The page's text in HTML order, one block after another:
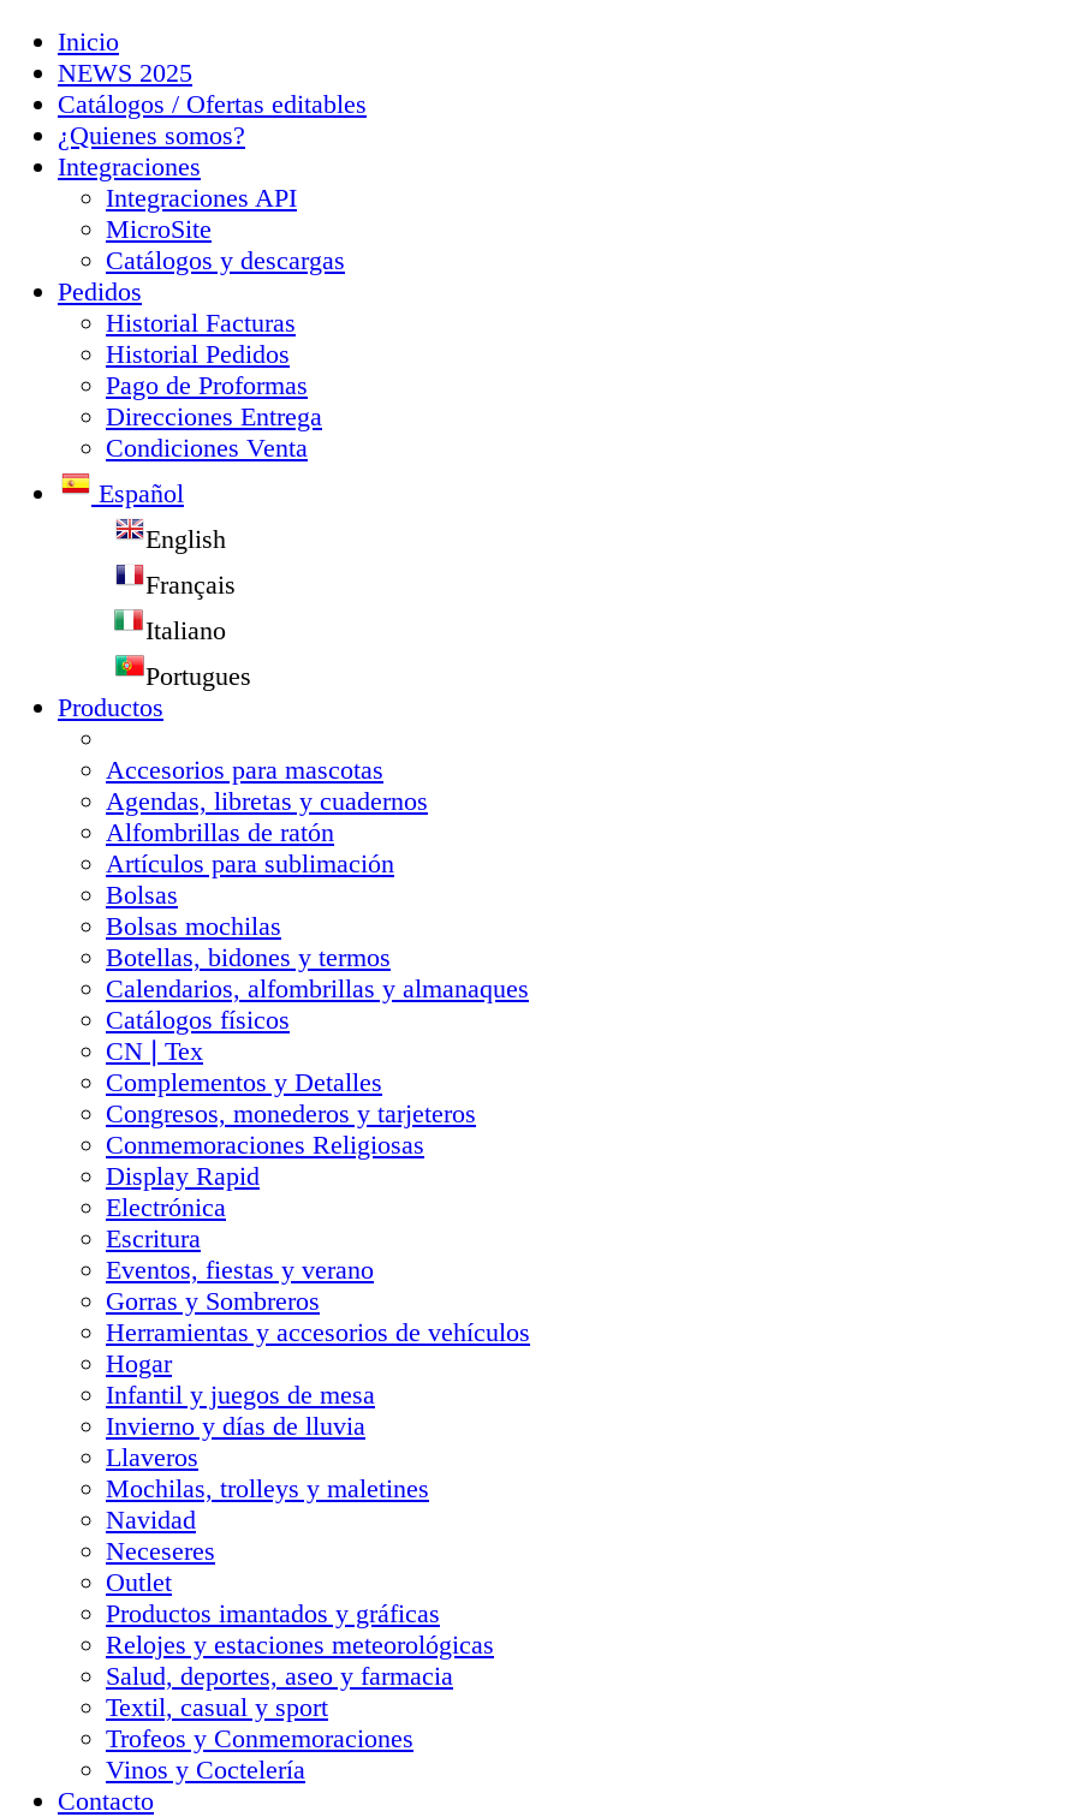
Inicio
NEWS 2025
Catálogos / Ofertas editables
¿Quienes somos?
Integraciones
Integraciones API
MicroSite
Catálogos y descargas
Pedidos
Historial Facturas
Historial Pedidos
Pago de Proformas
Direcciones Entrega
Condiciones Venta
Español
English
Français
Italiano
Portugues
Productos
Accesorios para mascotas
Agendas, libretas y cuadernos
Alfombrillas de ratón
Artículos para sublimación
Bolsas
Bolsas mochilas
Botellas, bidones y termos
Calendarios, alfombrillas y almanaques
Catálogos físicos
CN❘Tex
Complementos y Detalles
Congresos, monederos y tarjeteros
Conmemoraciones Religiosas
Display Rapid
Electrónica
Escritura
Eventos, fiestas y verano
Gorras y Sombreros
Herramientas y accesorios de vehículos
Hogar
Infantil y juegos de mesa
Invierno y días de lluvia
Llaveros
Mochilas, trolleys y maletines
Navidad
Neceseres
Outlet
Productos imantados y gráficas
Relojes y estaciones meteorológicas
Salud, deportes, aseo y farmacia
Textil, casual y sport
Trofeos y Conmemoraciones
Vinos y Coctelería
Contacto